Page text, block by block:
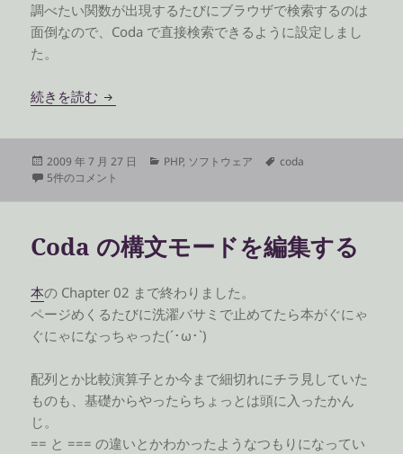
調べたい関数が出現するたびにブラウザで検索するのは
面倒なので、Coda で直接検索できるように設定しまし
た。
続きを読む Coda で PHP マニュアル検索を便利に使う
投
稿
2009 年 7 月 27 日
カ
PHP, ソフトウェア
タ
coda
Coda で PHP マニュアル検索を便利に使う への
5件のコメント
Coda の構文モードを編集する
本の Chapter 02 まで終わりました。
ページめくるたびに洗濯バサミで止めてたら本がぐにゃ
ぐにゃになっちゃった(´･ω･`)
配列とか比較演算子とか今まで細切れにチラ見していた
ものも、基礎からやったらちょっとは頭に入ったかん
じ。
== と === の違いとかわかったようなつもりになってい